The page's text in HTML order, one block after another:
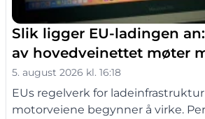
Slik ligger EU-ladingen
av hovedveinettet møter
5. august 2026 kl. 16:18
EUs regelverk for
motorveiene begynner å virke.